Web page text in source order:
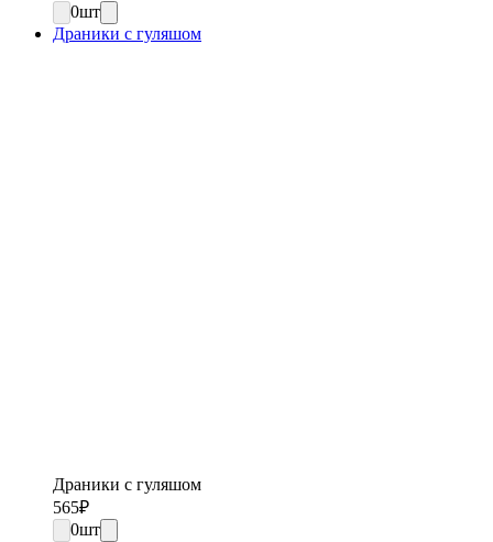
0шт
Драники с гуляшом
Драники с гуляшом
565₽
0шт